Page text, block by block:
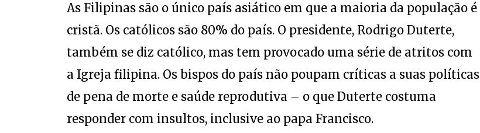
As Filipinas são o único país asiático em que a maioria da população é
cristã. Os católicos são 80% do país. O presidente, Rodrigo Duterte,
também se diz católico, mas tem provocado uma série de atritos com
a Igreja filipina. Os bispos do país não poupam críticas a suas políticas
de pena de morte e saúde reprodutiva – o que Duterte costuma
responder com insultos, inclusive ao papa Francisco.